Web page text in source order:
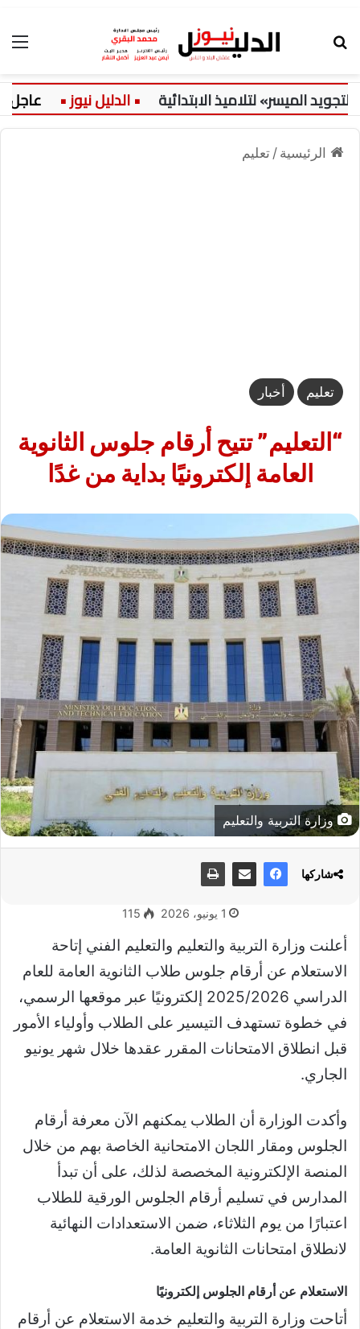
لتلاميذ الابتدائية عاجل:
الرئيسية / تعليم
تعليم أخبار
“التعليم” تتيح أرقام جلوس الثانوية
العامة إلكترونيًا بداية من غدًا
وزارة التربية والتعليم
1 يونيو، 2026 115
أعلنت وزارة التربية والتعليم والتعليم الفني إتاحة
الاستعلام عن أرقام جلوس طلاب الثانوية العامة للعام
الدراسي 2025/2026 إلكترونيًا عبر موقعها الرسمي،
في خطوة تستهدف التيسير على الطلاب وأولياء الأمور
قبل انطلاق الامتحانات المقرر عقدها خلال شهر يونيو
الجاري.
وأكدت الوزارة أن الطلاب يمكنهم الآن معرفة أرقام
الجلوس ومقار اللجان الامتحانية الخاصة بهم من خلال
المنصة الإلكترونية المخصصة لذلك، على أن تبدأ
المدارس في تسليم أرقام الجلوس الورقية للطلاب
اعتبارًا من يوم الثلاثاء، ضمن الاستعدادات النهائية
لانطلاق امتحانات الثانوية العامة.
الاستعلام عن أرقام الجلوس إلكترونيًا
أتاحت وزارة التربية والتعليم خدمة الاستعلام عن أرقام
شاركها